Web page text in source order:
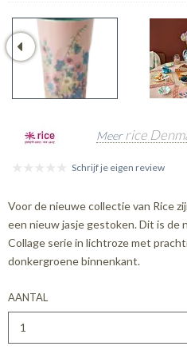
Meerrice
Schrijf je eigen review
Voor de nieuwe collectie van Rice
een nieuw jasje gestoken. Dit is de
Collage serie in lichtroze met
donkergroene binnenkant.
AANTAL